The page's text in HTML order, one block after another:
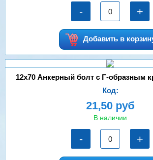
- +
Добавить в
12х70 Анкерный болт с Г-образным
Код:
21,50 руб
В наличии
- +